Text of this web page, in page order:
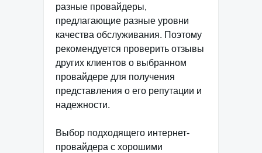
разные провайдеры,
предлагающие разные уровни
качества обслуживания. Поэтому
рекомендуется проверить отзывы
других клиентов о выбранном
провайдере для получения
представления о его репутации и
надежности.
Выбор подходящего интернет-
провайдера с хорошими